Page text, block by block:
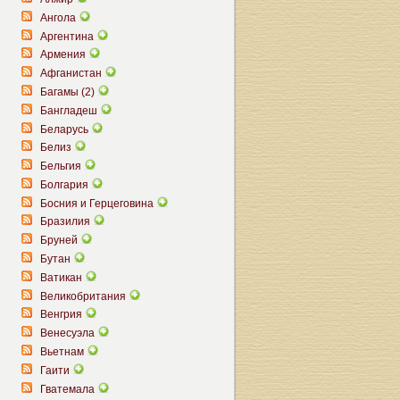
Ангола
Аргентина
Армения
Афганистан
Багамы (2)
Бангладеш
Беларусь
Белиз
Бельгия
Болгария
Босния и Герцеговина
Бразилия
Бруней
Бутан
Ватикан
Великобритания
Венгрия
Венесуэла
Вьетнам
Гаити
Гватемала